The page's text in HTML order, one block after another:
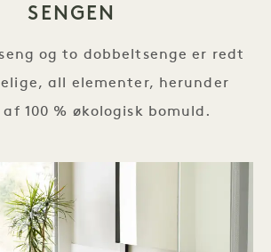
SENGEN
og to dobbeltsenge er redt
all elementer, herunder
100 % økologisk bomuld.